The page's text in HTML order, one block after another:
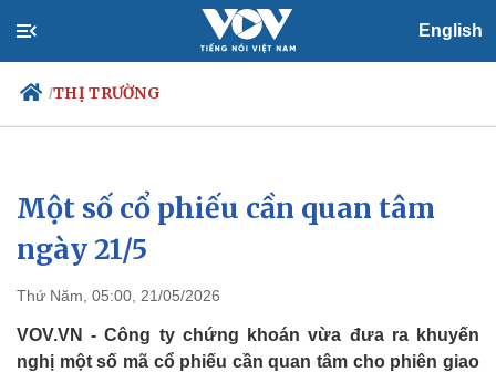
English
/THỊ TRƯỜNG
Chính trị
Đảng
Tổ chức nhân sự
Nhận diện sự thật
Xã hội
Việc làm
Biển đảo
Một số cổ phiếu cần quan tâm
ngày 21/5
Thứ Năm, 05:00, 21/05/2026
VOV.VN - Công ty chứng khoán vừa đưa ra khuyến
nghị một số mã cổ phiếu cần quan tâm cho phiên giao